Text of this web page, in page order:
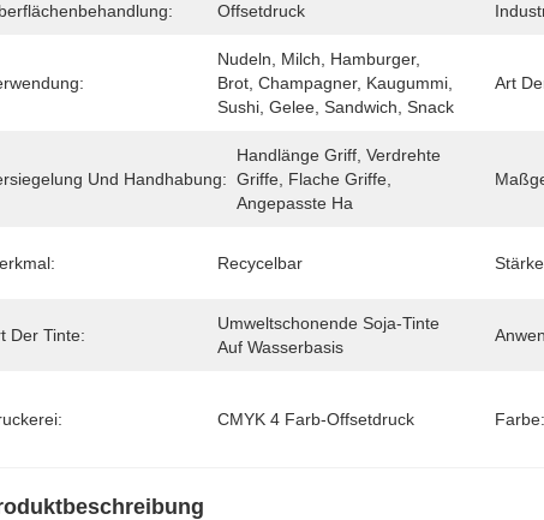
Offsetdruck
Nudeln, Milch, Hamburger,
Brot, Champagner, Kaugummi,
Sushi, Gelee, Sandwich, Snack
Art
Und Handhabung:
Handlänge Griff, Verdrehte
Griffe, Flache Griffe,
Angepasste Ha
Recycelbar
Der Tinte:
Umweltschonende Soja-Tinte
Auf Wasserbasis
CMYK 4 Farb-Offsetdruck Farbe: